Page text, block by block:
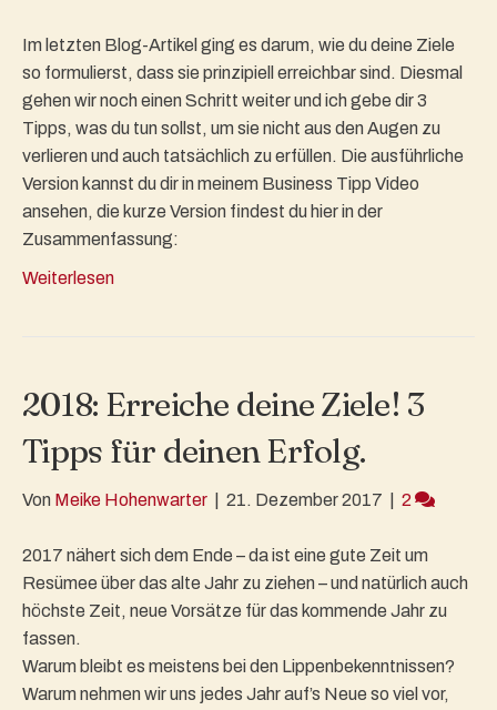
Im letzten Blog-Artikel ging es darum, wie du deine Ziele
so formulierst, dass sie prinzipiell erreichbar sind. Diesmal
gehen wir noch einen Schritt weiter und ich gebe dir 3
Tipps, was du tun sollst, um sie nicht aus den Augen zu
verlieren und auch tatsächlich zu erfüllen. Die ausführliche
Version kannst du dir in meinem Business Tipp Video
ansehen, die kurze Version findest du hier in der
Zusammenfassung:
Weiterlesen
2018: Erreiche deine Ziele! 3
Tipps für deinen Erfolg.
Von Meike Hohenwarter 21. Dezember 2017 2
2017 nähert sich dem Ende – da ist eine gute Zeit um
Resümee über das alte Jahr zu ziehen – und natürlich auch
höchste Zeit, neue Vorsätze für das kommende Jahr zu
fassen.
Warum bleibt es meistens bei den Lippenbekenntnissen?
Warum nehmen wir uns jedes Jahr auf’s Neue so viel vor,